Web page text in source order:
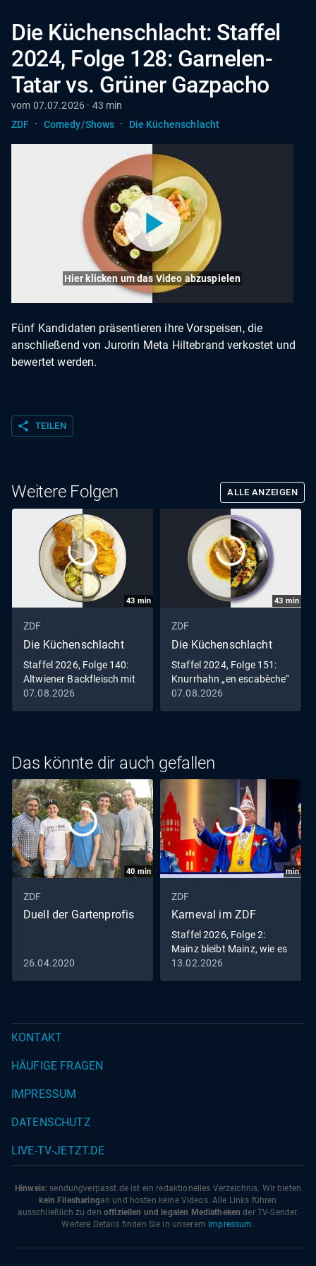
Die Küchenschlacht: Staffel
2024, Folge 128: Garnelen-
Tatar vs. Grüner Gazpacho
vom 07.07.2026 · 43 min
ZDF · Comedy/Shows · Die Küchenschlacht
Hier klicken um das Video abzuspielen
Fünf Kandidaten präsentieren ihre Vorspeisen, die
anschließend von Jurorin Meta Hiltebrand verkostet und
bewertet werden.
share TEILEN
Weitere Folgen ALLE ANZEIGEN
43 min
ZDF
Die Küchenschlacht
Staffel 2026, Folge 140:
Altwiener Backfleisch mit
Remouladensauce
07.08.2026
43 min
ZDF
Die Küchenschlacht
Staffel 2024, Folge 151:
Knurrhahn „en escabèche“
mit zweierlei Blumenkohl
07.08.2026
Das könnte dir auch gefallen
40 min
ZDF
Duell der Gartenprofis
26.04.2020
min
ZDF
Karneval im ZDF
Staffel 2026, Folge 2:
Mainz bleibt Mainz, wie es
singt und lacht
13.02.2026
KONTAKT
HÄUFIGE FRAGEN
IMPRESSUM
DATENSCHUTZ
LIVE-TV-JETZT.DE
Hinweis: sendungverpasst.de ist ein redaktionelles Verzeichnis. Wir bieten
kein Filesharingan und hosten keine Videos. Alle Links führen
ausschließlich zu den offiziellen und legalen Mediatheken der TV-Sender.
Weitere Details finden Sie in unserem Impressum.